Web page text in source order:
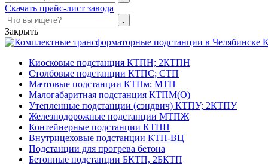
Скачать прайс-лист завода
Закрыть
Киосковые подстанция КТПН; 2КТПН
Столбовые подстанции КТПС; СТП
Мачтовые подстанции КТПм; МТП
Малогабаритная подстанция КТПМ(О)
Утепленные подстанции (сэндвич) КТПУ; 2КТПУ
Железнодорожные подстанции МТПЖ
Контейнерные подстанции КТПН
Внутрицеховые подстанции КТП-ВЦ
Подстанции для прогрева бетона
Бетонные подстанции БКТП, 2БКТП